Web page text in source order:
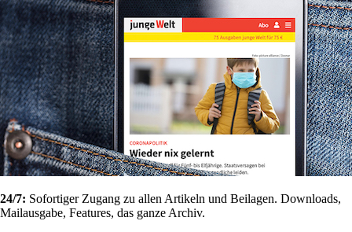
24/7: Sofortiger Zugang zu allen Artikeln und Beilagen. Downloads,
Mailausgabe, Features, das ganze Archiv.